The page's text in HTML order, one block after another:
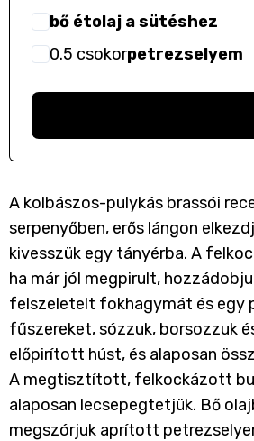
bő étolaj a sütéshez
0.5 csokorpetrezselyem
A kolbászos-pulykás brassói
serpenyőben, erős lángon
kivesszük egy tányérba. A
ha már jól megpirult,
felszeletelt fokhagymát és egy
fűszereket, sózzuk, borsozzuk
előpirított húst, és alaposan
A megtisztított, felkockázott
alaposan lecsepegtetjük. Bő
megszórjuk aprított